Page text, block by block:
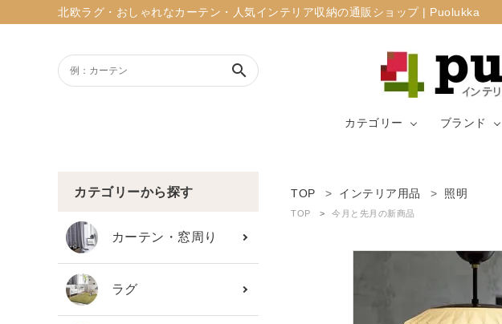
北欧ラグ・おしゃれなカーテン・人気インテリア収納の通販ショップ | Puolukka
search
カテゴリー
カーテン・窓周
り
生地（ファブリ
ブランド
ようこそ ゲスト 様
ログイン person 新規会員登録
カテゴリーから探す
カーテン・窓周り
ラグ
TOP インテリア用品 照明
TOP 今月と先月の新商品